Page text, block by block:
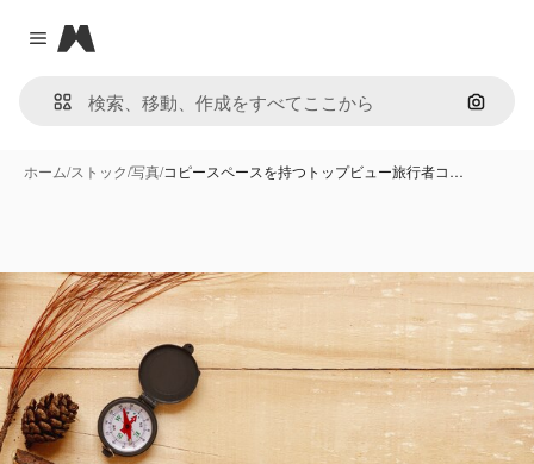
Close menu
Magnific
画像で
ホーム/ストック/写真/コピースペースを持つトップビュー旅行者コ…